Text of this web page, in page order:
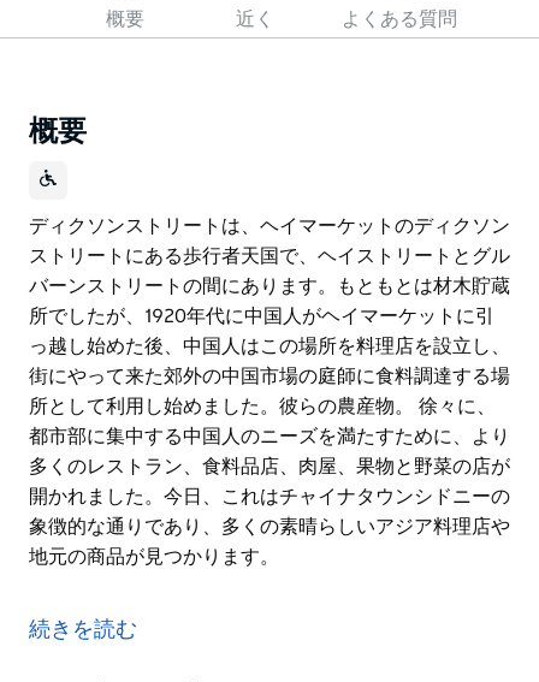
概要 近く よくある質問
概要
ディクソンストリートは、ヘイマーケットのディクソン
ストリートにある歩行者天国で、ヘイストリートとグル
バーンストリートの間にあります。もともとは材木貯蔵
所でしたが、1920年代に中国人がヘイマーケットに引
っ越し始めた後、中国人はこの場所を料理店を設立し、
街にやって来た郊外の中国市場の庭師に食料調達する場
所として利用し始めました。彼らの農産物。 徐々に、
都市部に集中する中国人のニーズを満たすために、より
多くのレストラン、食料品店、肉屋、果物と野菜の店が
開かれました。今日、これはチャイナタウンシドニーの
象徴的な通りであり、多くの素晴らしいアジア料理店や
地元の商品が見つかります。
ストリートにある歩行者天国で、ヘイストリートとグル
バーンストリートの間にあります。もともとは材木貯蔵
続きを読む